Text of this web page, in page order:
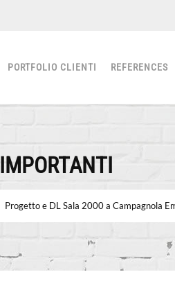
PORTFOLIO CLIENTI REFERENCES
IMPORTANTI
Progetto e DL Sala 2000 a Campagnola